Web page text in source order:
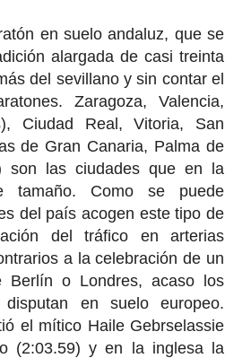
en suelo andaluz, que se
alargada de casi treinta
del sevillano y sin contar el
Zaragoza, Valencia,
Ciudad Real, Vitoria, San
de Gran Canaria, Palma de
son las ciudades que en la
tamaño. Como se puede
del país acogen este tipo de
del tráfico en arterias
a la celebración de un
Berlín o Londres, acaso los
en suelo europeo.
el mítico Haile Gebrselassie
(2:03.59) y en la inglesa la